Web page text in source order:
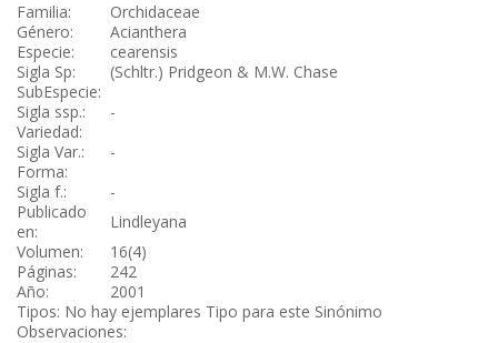
Familia:
Orchidaceae
Género:
Acianthera
Especie:
cearensis
Sigla Sp:
(Schltr.) Pridgeon & M.W. Chase
SubEspecie:
Sigla ssp.:
-
Variedad:
Sigla Var.:
-
Forma:
Sigla f.:
-
Publicado
en:
Lindleyana
Volumen:
16(4)
Páginas:
242
Año:
2001
Tipos: No hay ejemplares Tipo para este Sinónimo
Observaciones: